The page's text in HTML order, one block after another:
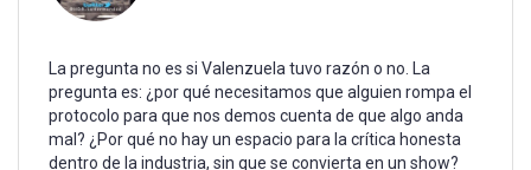
La pregunta no es si Valenzuela tuvo razón o no. La
pregunta es: ¿por qué necesitamos que alguien rompa el
protocolo para que nos demos cuenta de que algo anda
mal? ¿Por qué no hay un espacio para la crítica honesta
dentro de la industria, sin que se convierta en un show?